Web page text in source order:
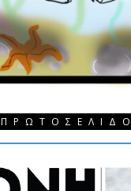
ΠΡΩΤΟΣΈΛΙΔΟ